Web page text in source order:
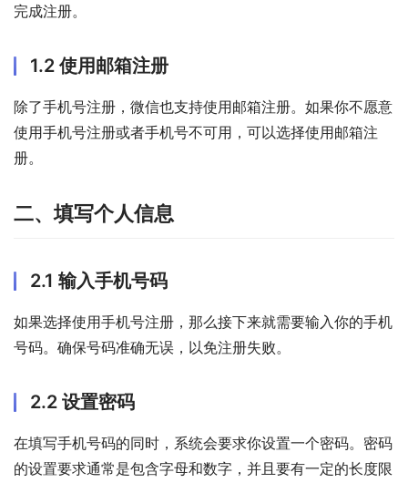
完成注册。
1.2 使用邮箱注册
除了手机号注册，微信也支持使用邮箱注册。如果你不愿意
使用手机号注册或者手机号不可用，可以选择使用邮箱注
册。
二、填写个人信息
2.1 输入手机号码
如果选择使用手机号注册，那么接下来就需要输入你的手机
号码。确保号码准确无误，以免注册失败。
2.2 设置密码
在填写手机号码的同时，系统会要求你设置一个密码。密码
的设置要求通常是包含字母和数字，并且要有一定的长度限